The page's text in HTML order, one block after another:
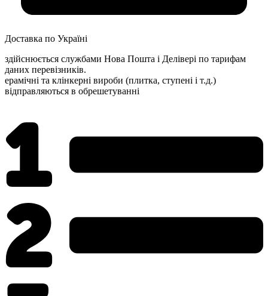
Доставка по Україні
здійснюється службами Нова Пошта і Делівері по тарифам
даних перевізників.
ерамічні та клінкерні вироби (плитка, ступені і т.д.)
відправляються в обрешетуванні